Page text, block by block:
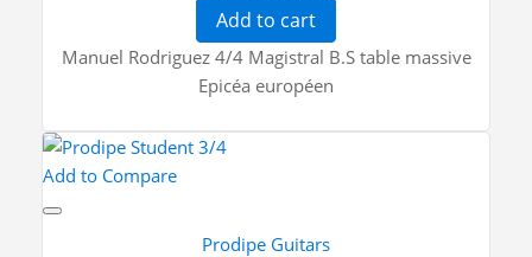
Add to cart
Manuel Rodriguez 4/4 Magistral B.S table massive
Epicéa européen
Add to Compare
Prodipe Guitars